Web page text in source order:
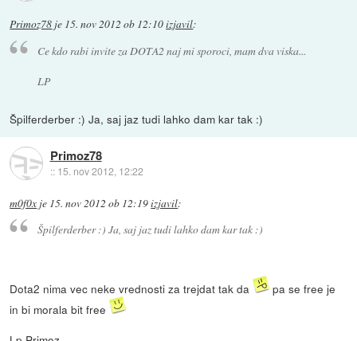
Primoz78 je 15. nov 2012 ob 12:10izjavil:
Ce kdo rabi invite za DOTA2 naj mi sporoci, mam dva viska...
LP
Špilferderber :) Ja, saj jaz tudi lahko dam kar tak :)
Primoz78
:: 15. nov 2012, 12:22
m0f0x je 15. nov 2012 ob 12:19izjavil:
Špilferderber :) Ja, saj jaz tudi lahko dam kar tak :)
Dota2 nima vec neke vrednosti za trejdat tak da
pa se free je
in bi morala bit free